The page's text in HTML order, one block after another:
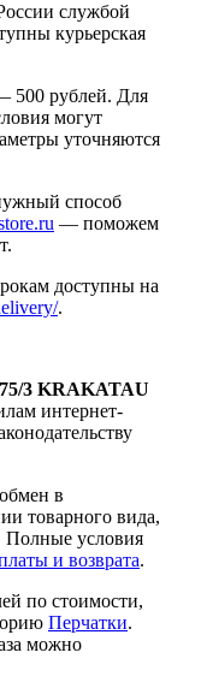
службой
курьерская
500 рублей. Для
могут
уточняются
способ
— поможем
доступны на
.
3 KRAKATAU
интернет-
в
товарного вида,
Полные условия
и возврата.
по стоимости,
Перчатки.
можно